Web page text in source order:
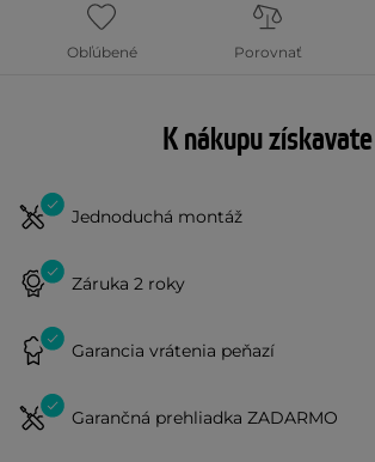
Obľúbené Porovnať
K nákupu získavate
Jednoduchá montáž
Záruka 2 roky
Garancia vrátenia peňazí
Garančná prehliadka ZADARMO